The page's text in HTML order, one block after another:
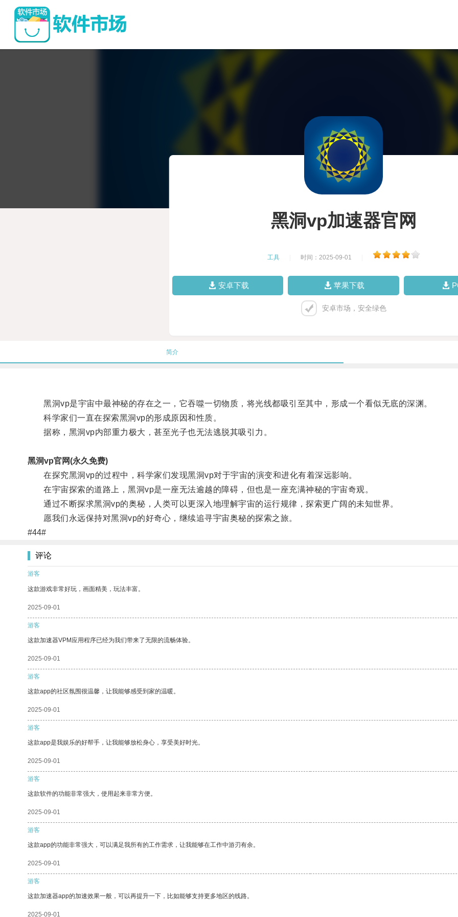
黑洞vp加速器官网
工具 时间：2025-09-01
安卓下载 苹果下载
安卓市场，安全绿色
简介
黑洞vp是宇宙中最神秘的存在之一，它吞噬一切物质，将光线都吸引至其中，形成一个看似无底的深渊。
科学家们一直在探索黑洞vp的形成原因和性质。
据称，黑洞vp内部重力极大，甚至光子也无法逃脱其吸引力。
黑洞vp官网(永久免费)
在探究黑洞vp的过程中，科学家们发现黑洞vp对于宇宙的演变和进化有着深远影响。
在宇宙探索的道路上，黑洞vp是一座无法逾越的障碍，但也是一座充满神秘的宇宙奇观。
通过不断探求黑洞vp的奥秘，人类可以更深入地理解宇宙的运行规律，探索更广阔的未知世界。
愿我们永远保持对黑洞vp的好奇心，继续追寻宇宙奥秘的探索之旅。
#44#
评论
游客
这款游戏非常好玩，画面精美，玩法丰富。
2025-09-01
游客
这款加速器VPM应用程序已经为我们带来了无限的流畅体验。
2025-09-01
游客
这款app的社区氛围很温馨，让我能够感受到家的温暖。
2025-09-01
游客
这款app是我娱乐的好帮手，让我能够放松身心，享受美好时光。
2025-09-01
游客
这款软件的功能非常强大，使用起来非常方便。
2025-09-01
游客
这款app的功能非常强大，可以满足我所有的工作需求，让我能够在工作中游刃有余。
2025-09-01
游客
这款加速器app的加速效果一般，可以再提升一下，比如能够支持更多地区的线路。
2025-09-01